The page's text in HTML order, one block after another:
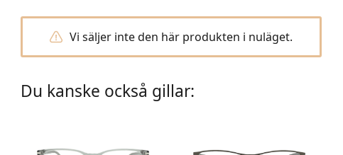
Vi säljer inte den här produkten i nuläget.
Du kanske också gillar: